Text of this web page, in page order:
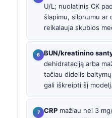
U/L; nuolatinis CK
šlapimu, silpnumu ar
reikalauja skubios
BUN/kreatinino
dehidrataciją arba
tačiau didelis
gali iškreipti šį modelį.
CRP mažiau nei 3